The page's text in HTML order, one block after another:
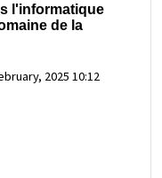
l'informatique
de la
2025 10:12